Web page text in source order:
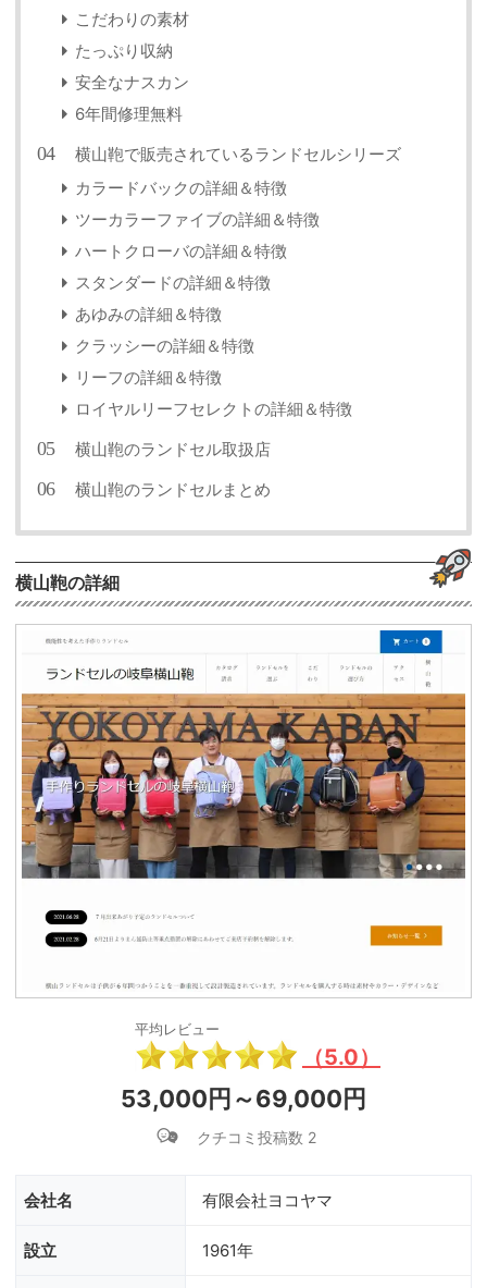
こだわりの素材
たっぷり収納
安全なナスカン
6年間修理無料
横山鞄で販売されているランドセルシリーズ
カラードバックの詳細＆特徴
ツーカラーファイブの詳細＆特徴
ハートクローバの詳細＆特徴
スタンダードの詳細＆特徴
あゆみの詳細＆特徴
クラッシーの詳細＆特徴
リーフの詳細＆特徴
ロイヤルリーフセレクトの詳細＆特徴
横山鞄のランドセル取扱店
横山鞄のランドセルまとめ
横山鞄の詳細
平均レビュー
（5.0）
53,000円～69,000円
クチコミ投稿数 2
会社名 有限会社ヨコヤマ
設立 1961年